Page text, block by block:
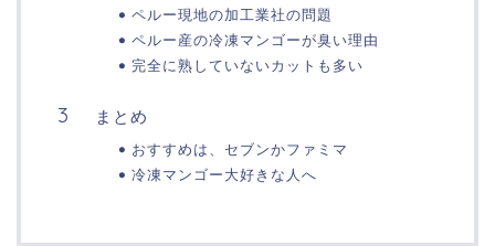
ペルー現地の加工業社の問題
ペルー産の冷凍マンゴーが臭い理由
完全に熟していないカットも多い
まとめ
おすすめは、セブンかファミマ
冷凍マンゴー大好きな人へ